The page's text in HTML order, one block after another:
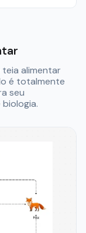
alimentar
é totalmente
seu